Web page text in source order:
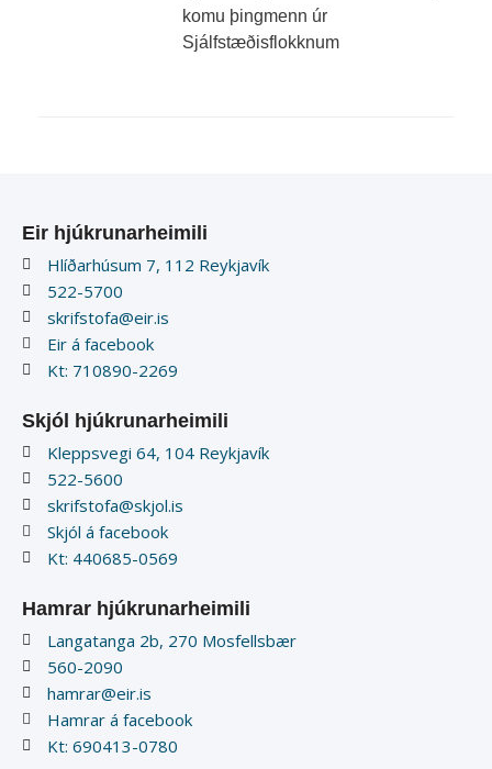
komu þingmenn úr
Sjálfstæðisflokknum
Eir hjúkrunarheimili
Hlíðarhúsum 7, 112 Reykjavík
522-5700
skrifstofa@eir.is
Eir á facebook
Kt: 710890-2269
Skjól hjúkrunarheimili
Kleppsvegi 64, 104 Reykjavík
522-5600
skrifstofa@skjol.is
Skjól á facebook
Kt: 440685-0569
Hamrar hjúkrunarheimili
Langatanga 2b, 270 Mosfellsbær
560-2090
hamrar@eir.is
Hamrar á facebook
Kt: 690413-0780